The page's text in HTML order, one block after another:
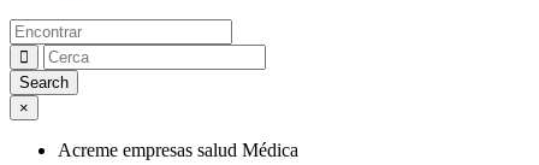
×
Acreme empresas salud Médica